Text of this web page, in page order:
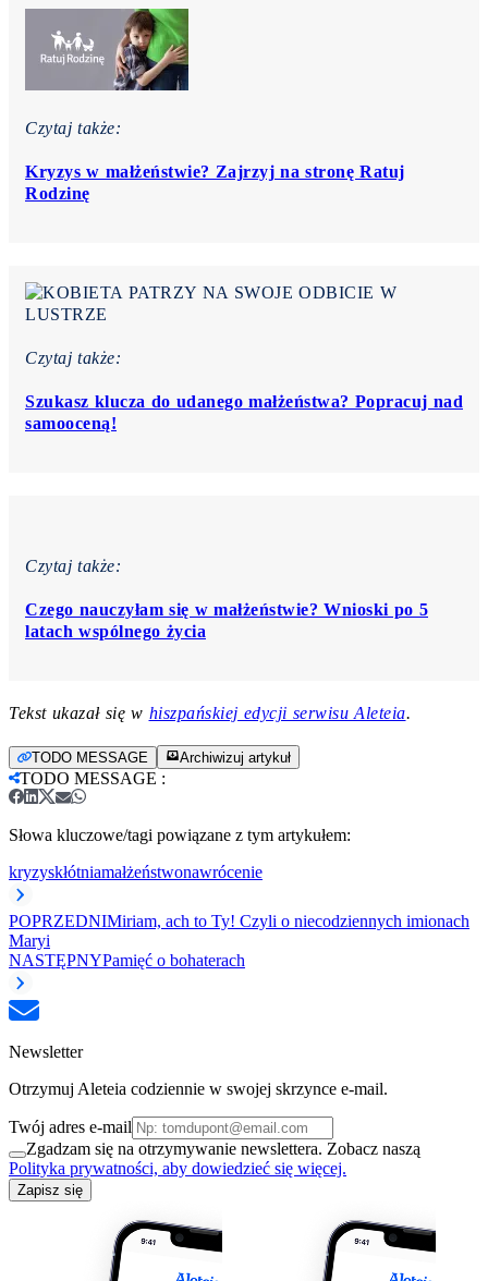
Czytaj także:
Kryzys w małżeństwie? Zajrzyj na stronę Ratuj
Rodzinę
Czytaj także:
Szukasz klucza do udanego małżeństwa? Popracuj nad
samooceną!
Czytaj także:
Czego nauczyłam się w małżeństwie? Wnioski po 5
latach wspólnego życia
Tekst ukazał się w hiszpańskiej edycji serwisu Aleteia.
TODO MESSAGE Archiwizuj artykuł
TODO MESSAGE :
Słowa kluczowe/tagi powiązane z tym artykułem:
kryzyskłótniamałżeństwonawrócenie
POPRZEDNIMiriam, ach to Ty! Czyli o niecodziennych imionach
Maryi
NASTĘPNYPamięć o bohaterach
Newsletter
Otrzymuj Aleteia codziennie w swojej skrzynce e-mail.
Twój adres e-mail
Zgadzam się na otrzymywanie newslettera. Zobacz naszą
Polityka prywatności, aby dowiedzieć się więcej.
Zapisz się